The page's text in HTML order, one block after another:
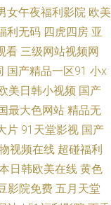
女午夜福利影院 欧美
利无码 四虎四房 亚
看 三级网站视频网
国产精品一区91 小x
美日韩小视频 国产
最大色网站 精品无
片 91天堂影视 国产
视频在线 超碰福利
日韩欧美在线 黄色
影院免费 五月天堂